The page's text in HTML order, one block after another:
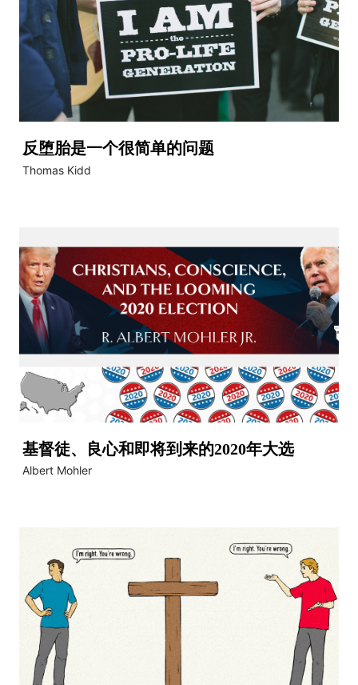
反堕胎是一个很简单的问题
Thomas Kidd
基督徒、良心和即将到来的2020年大选
Albert Mohler